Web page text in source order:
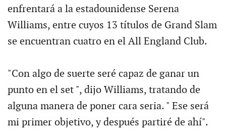
enfrentará a la estadounidense Serena
Williams, entre cuyos 13 títulos de Grand Slam
se encuentran cuatro en el All England Club.
"Con algo de suerte seré capaz de ganar un
punto en el set ", dijo Williams, tratando de
alguna manera de poner cara seria. " Ese será
mi primer objetivo, y después partiré de ahí".